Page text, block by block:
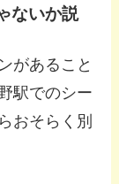
ないか説
があること
駅でのシー
おそらく別